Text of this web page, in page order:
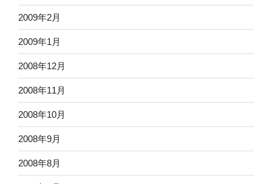
2009年2月
2009年1月
2008年12月
2008年11月
2008年10月
2008年9月
2008年8月